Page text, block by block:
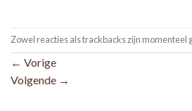
Zowel reacties als trackbacks zijn momenteel
← Vorige
Volgende →